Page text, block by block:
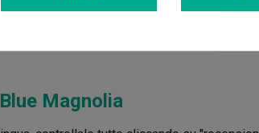
Magnolia